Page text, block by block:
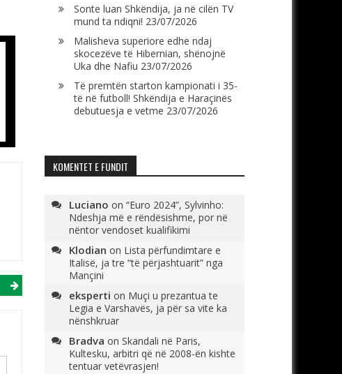
Sonte luan Shkëndija, ja në cilën TV
mund ta ndiqni! 23/07/2026
Malisheva superiore edhe ndaj
skocezëve të Hibernian, shënojnë
Uka dhe Nafiu 23/07/2026
Të premtën starton kampionati i 35-
të në futboll! Shkëndija e Haraçinës
debutuesja e vetme 23/07/2026
KOMENTET E FUNDIT
Luciano on “Euro 2024”, Sylvinho:
Ndeshja më e rëndësishme, por në
nëntor vendoset kualifikimi
Klodian on Lista përfundimtare e
Italisë, ja tre “të përjashtuarit” nga
Mançini
eksperti on Muçi u prezantua te
Legia e Varshavës, ja për sa vite ka
nënshkruar
Bradva on Skandali në Paris,
Kultesku, arbitri që në 2008-ën kishte
tentuar vetëvrasjen!